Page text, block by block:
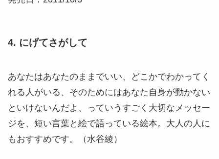
4. にげてさがして
あなたはあなたのままでいい、どこかでわかってく
れる人がいる、そのためにはあなた自身が動かない
といけないんだよ、っていうすごく大切なメッセー
ジを、短い言葉と絵で語っている絵本。大人の人に
もおすすめです。（水谷綾）